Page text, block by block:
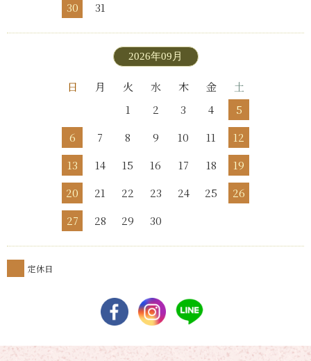
30 31
2026年09月
日 月 火 水 木 金
土
1
2 3 4
5
6
7 8 9 10 11
12
13
14 15 16 17 18
19
20
21 22 23 24 25
26
27
28 29 30
定休日